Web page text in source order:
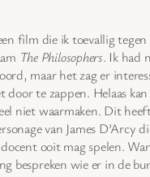
film die ik toevallig
The Philosophers. Ik had
maar het zag er
door te zappen. Helaas kan
niet waarmaken. Dit
van James D’Arcy
ooit mag spelen.
bespreken wie er in de